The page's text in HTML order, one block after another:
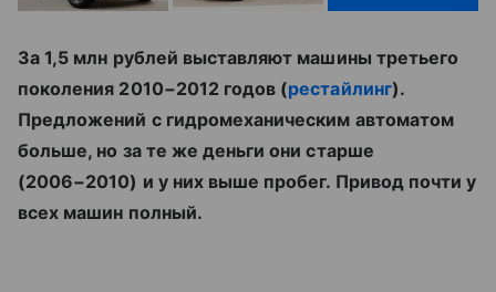
За 1,5 млн рублей выставляют машины третьего
поколения 2010−2012 годов (рестайлинг).
Предложений с гидромеханическим автоматом
больше, но за те же деньги они старше
(2006−2010) и у них выше пробег. Привод почти у
всех машин полный.